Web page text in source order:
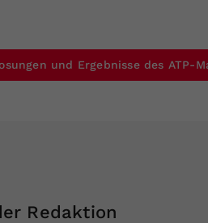
und Ergebnisse des ATP-
Redaktion